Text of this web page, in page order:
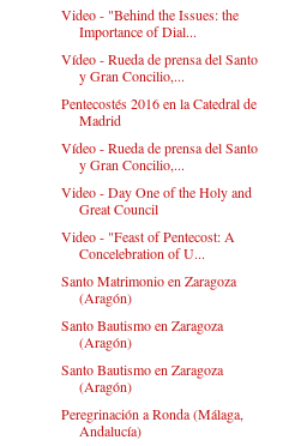
Video - "Behind the Issues: the
Importance of Dial...
Vídeo - Rueda de prensa del Santo
y Gran Concilio,...
Pentecostés 2016 en la Catedral de
Madrid
Vídeo - Rueda de prensa del Santo
y Gran Concilio,...
Video - Day One of the Holy and
Great Council
Video - "Feast of Pentecost: A
Concelebration of U...
Santo Matrimonio en Zaragoza
(Aragón)
Santo Bautismo en Zaragoza
(Aragón)
Santo Bautismo en Zaragoza
(Aragón)
Peregrinación a Ronda (Málaga,
Andalucía)